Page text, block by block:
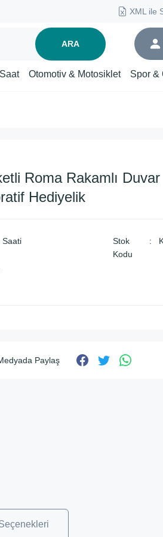
XML ile
ARA
Otomotiv & Motosiklet Spor &
Roma Rakamlı Duvar
Hediyelik
Saati
Stok
Kodu
Paylaş